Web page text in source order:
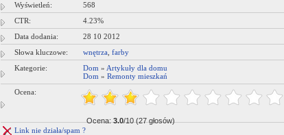
Wyświetleń:
568
CTR:
4.23%
Data dodania:
28 10 2012
Słowa kluczowe:
wnętrza farby
Kategorie:
Dom » Artykuły dla domu
Dom » Remonty mieszkań
Ocena:
Ocena:3.0/10 (27 głosów)
Link nie działa/spam ?